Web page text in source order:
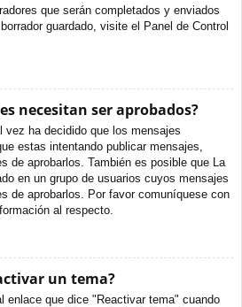
que serán completados y enviados
guardado, visite el Panel de Control
necesitan ser aprobados?
vez ha decidido que los mensajes
estas intentando publicar mensajes,
de aprobarlos. También es posible que La
en un grupo de usuarios cuyos mensajes
de aprobarlos. Por favor comuníquese con
al respecto.
un tema?
enlace que dice "Reactivar tema" cuando